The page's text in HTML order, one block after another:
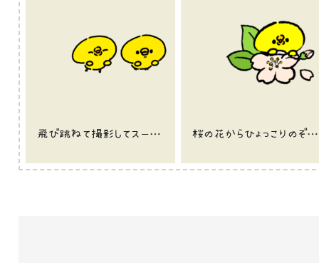
飛び跳ねて撮影してスーパーマンみたいになってるひよこのイラスト 桜の花からひょっこりのぞくひよこのイラスト